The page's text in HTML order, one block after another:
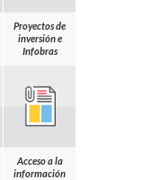
Proyectos de
inversión e
Infobras
Acceso a la
información